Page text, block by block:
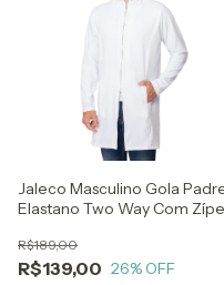
Jaleco Masculino Gola
Elastano Two Way Com
R$139,00
R$189,00
26% OFF